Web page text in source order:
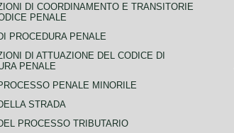
DI COORDINAMENTO E TRANSITORIE
PENALE
PROCEDURA PENALE
DI ATTUAZIONE DEL CODICE DI
PENALE
PENALE MINORILE
STRADA
PROCESSO TRIBUTARIO